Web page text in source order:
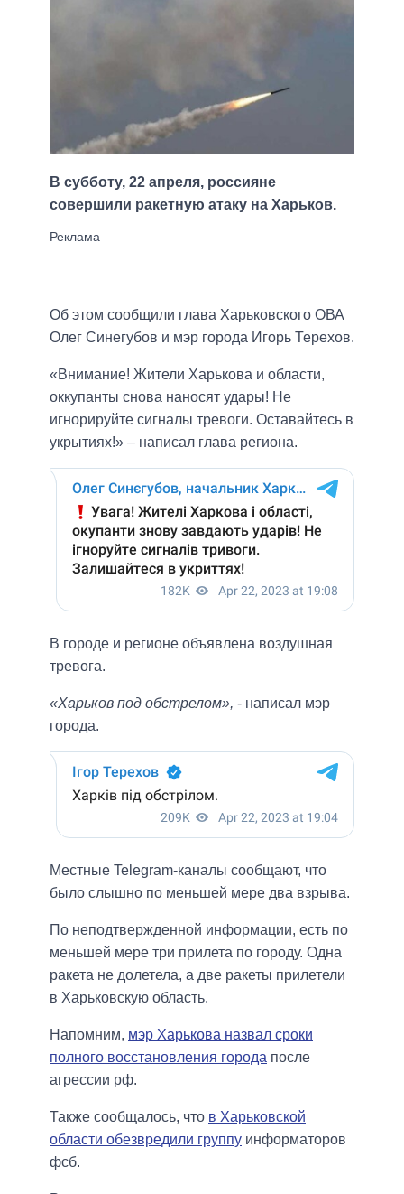
В субботу, 22 апреля, россияне
совершили ракетную атаку на Харьков.
Об этом сообщили глава Харьковского ОВА
Олег Синегубов и мэр города Игорь Терехов.
«Внимание! Жители Харькова и области,
оккупанты снова наносят удары! Не
игнорируйте сигналы тревоги. Оставайтесь в
укрытиях!» – написал глава региона.
В городе и регионе объявлена воздушная
тревога.
«Харьков под обстрелом», - написал мэр
города.
Местные Telegram-каналы сообщают, что
было слышно по меньшей мере два взрыва.
По неподтвержденной информации, есть по
меньшей мере три прилета по городу. Одна
ракета не долетела, а две ракеты прилетели
в Харьковскую область.
Напомним, мэр Харькова назвал сроки
полного восстановления города после
агрессии рф.
Также сообщалось, что в Харьковской
области обезвредили группу информаторов
фсб.